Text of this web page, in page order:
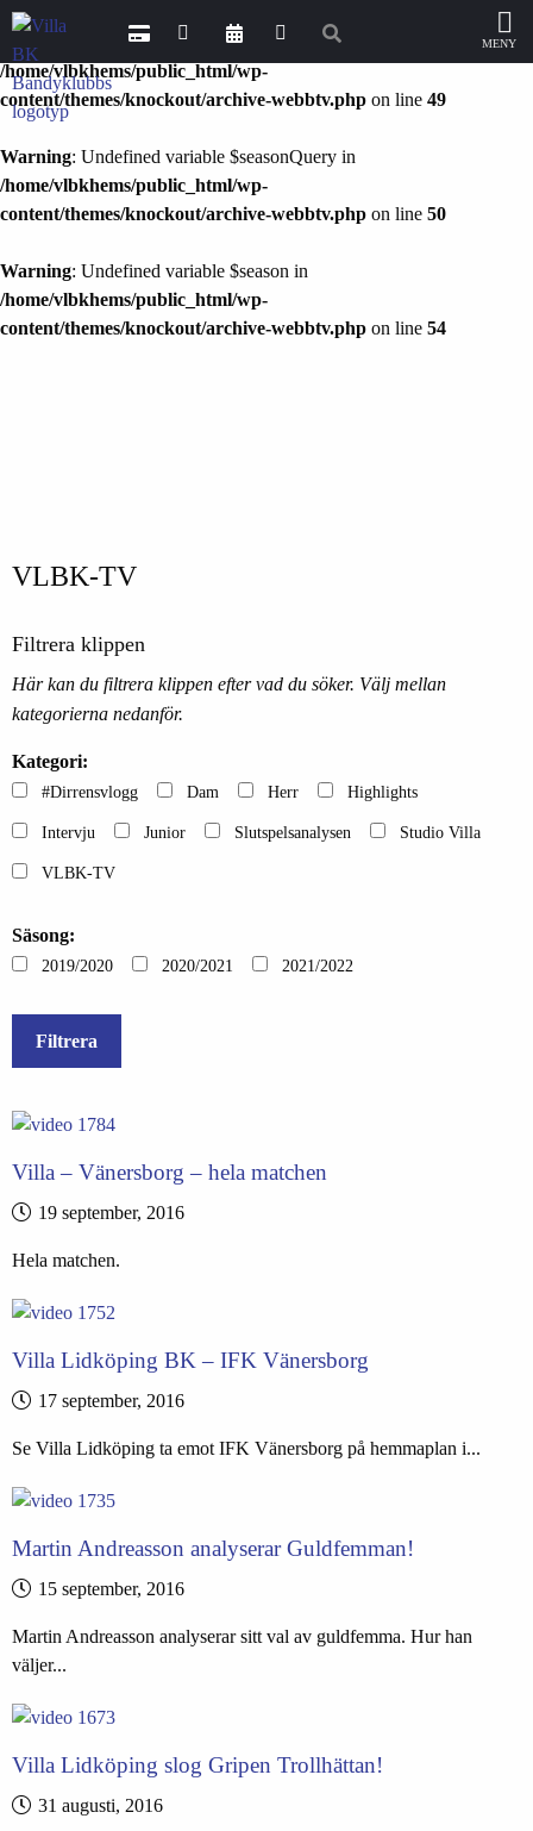
: Undefined variable $categoryQuery in
/home/vlbkhems/public_html/wp-
content/themes/knockout/archive-webbtv.php on line 49
Warning: Undefined variable $seasonQuery in
/home/vlbkhems/public_html/wp-
content/themes/knockout/archive-webbtv.php on line 50
Warning: Undefined variable $season in
/home/vlbkhems/public_html/wp-
content/themes/knockout/archive-webbtv.php on line 54
VLBK-TV
Filtrera klippen
Här kan du filtrera klippen efter vad du söker. Välj mellan
kategorierna nedanför.
Kategori:
#Dirrensvlogg Dam Herr Highlights
Intervju Junior Slutspelsanalysen Studio Villa
VLBK-TV
Säsong:
2019/2020 2020/2021 2021/2022
Filtrera
Villa – Vänersborg – hela matchen
19 september, 2016
Hela matchen.
Villa Lidköping BK – IFK Vänersborg
17 september, 2016
Se Villa Lidköping ta emot IFK Vänersborg på hemmaplan i...
Martin Andreasson analyserar Guldfemman!
15 september, 2016
Martin Andreasson analyserar sitt val av guldfemma. Hur han
väljer...
Villa Lidköping slog Gripen Trollhättan!
31 augusti, 2016